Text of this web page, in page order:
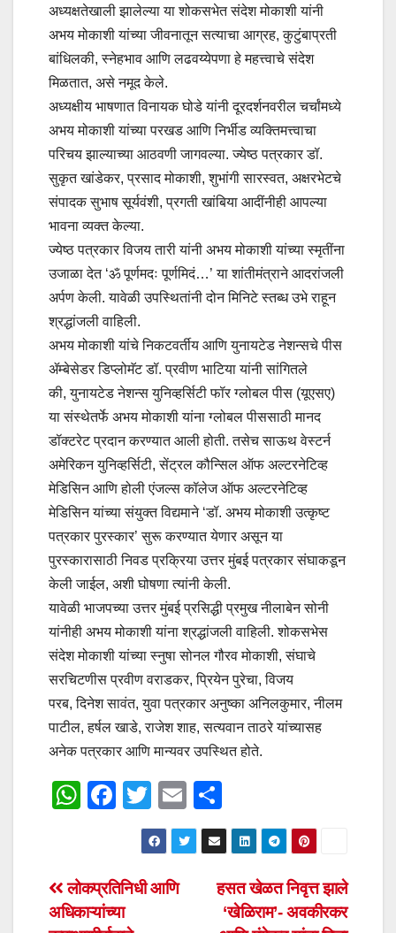
अध्यक्षतेखाली झालेल्या या शोकसभेत संदेश मोकाशी यांनी
अभय मोकाशी यांच्या जीवनातून सत्याचा आग्रह, कुटुंबाप्रती
बांधिलकी, स्नेहभाव आणि लढवय्येपणा हे महत्त्वाचे संदेश
मिळतात, असे नमूद केले.
अध्यक्षीय भाषणात विनायक घोडे यांनी दूरदर्शनवरील चर्चांमध्ये
अभय मोकाशी यांच्या परखड आणि निर्भीड व्यक्तिमत्त्वाचा
परिचय झाल्याच्या आठवणी जागवल्या. ज्येष्ठ पत्रकार डॉ.
सुकृत खांडेकर, प्रसाद मोकाशी, शुभांगी सारस्वत, अक्षरभेटचे
संपादक सुभाष सूर्यवंशी, प्रगती खांबिया आदींनीही आपल्या
भावना व्यक्त केल्या.
ज्येष्ठ पत्रकार विजय तारी यांनी अभय मोकाशी यांच्या स्मृतींना
उजाळा देत ‘ॐ पूर्णमदः पूर्णमिदं…’ या शांतीमंत्राने आदरांजली
अर्पण केली. यावेळी उपस्थितांनी दोन मिनिटे स्तब्ध उभे राहून
श्रद्धांजली वाहिली.
अभय मोकाशी यांचे निकटवर्तीय आणि युनायटेड नेशन्सचे पीस
ॲम्बेसेडर डिप्लोमॅट डॉ. प्रवीण भाटिया यांनी सांगितले
की, युनायटेड नेशन्स युनिव्हर्सिटी फॉर ग्लोबल पीस (यूएसए)
या संस्थेतर्फे अभय मोकाशी यांना ग्लोबल पीससाठी मानद
डॉक्टरेट प्रदान करण्यात आली होती. तसेच साऊथ वेस्टर्न
अमेरिकन युनिव्हर्सिटी, सेंट्रल कौन्सिल ऑफ अल्टरनेटिव्ह
मेडिसिन आणि होली एंजल्स कॉलेज ऑफ अल्टरनेटिव्ह
मेडिसिन यांच्या संयुक्त विद्यमाने ‘डॉ. अभय मोकाशी उत्कृष्ट
पत्रकार पुरस्कार’ सुरू करण्यात येणार असून या
पुरस्कारासाठी निवड प्रक्रिया उत्तर मुंबई पत्रकार संघाकडून
केली जाईल, अशी घोषणा त्यांनी केली.
यावेळी भाजपच्या उत्तर मुंबई प्रसिद्धी प्रमुख नीलाबेन सोनी
यांनीही अभय मोकाशी यांना श्रद्धांजली वाहिली. शोकसभेस
संदेश मोकाशी यांच्या स्नुषा सोनल गौरव मोकाशी, संघाचे
सरचिटणीस प्रवीण वराडकर, प्रियेन पुरेचा, विजय
परब, दिनेश सावंत, युवा पत्रकार अनुष्का अनिलकुमार, नीलम
पाटील, हर्षल खाडे, राजेश शाह, सत्यवान ताठरे यांच्यासह
अनेक पत्रकार आणि मान्यवर उपस्थित होते.
W
s
A
F
e
b
T
wi
tt
er
E
m
ail
h
ar
e
Post
हसत खेळत निवृत्त झाले
‘खेळिराम’- अवकीरकर
लोकप्रतिनिधी आणि
अधिकाऱ्यांच्या